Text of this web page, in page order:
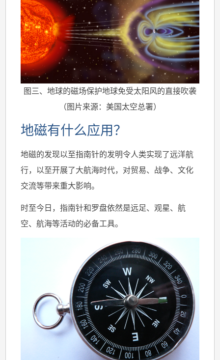
图三、地球的磁场保护地球免受太阳风的直接吹袭
（图片来源：美国太空总署）
地磁有什么应用？
地磁的发现以至指南针的发明令人类实现了远洋航
行，以至开展了大航海时代，对贸易、战争、文化
交流等带来重大影响。
时至今日，指南针和罗盘依然是远足、观星、航
空、航海等活动的必备工具。